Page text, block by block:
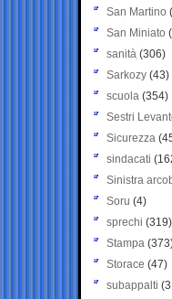
San Martino
San Miniato
sanità (306)
Sarkozy (43)
scuola (354)
Sestri
Sicurezza
sindacati
Sinistra
Soru (4)
sprechi (319)
Stampa
Storace (47)
subappalti